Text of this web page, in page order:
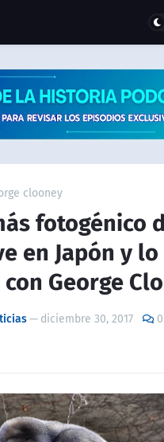
clooney
fotogénico
en Japón y lo
George
— diciembre 30, 2017 0